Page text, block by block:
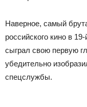
Наверное, самый
российского кино в
сыграл свою первую
убедительно
спецслужбы.